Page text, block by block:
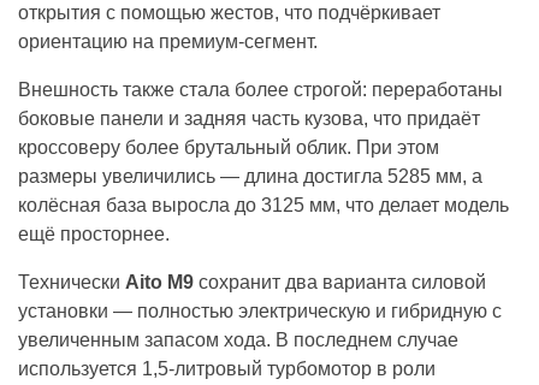
открытия с помощью жестов, что подчёркивает
ориентацию на премиум-сегмент.
Внешность также стала более строгой: переработаны
боковые панели и задняя часть кузова, что придаёт
кроссоверу более брутальный облик. При этом
размеры увеличились — длина достигла 5285 мм, а
колёсная база выросла до 3125 мм, что делает модель
ещё просторнее.
Технически Aito M9 сохранит два варианта силовой
установки — полностью электрическую и гибридную с
увеличенным запасом хода. В последнем случае
используется 1,5-литровый турбомотор в роли